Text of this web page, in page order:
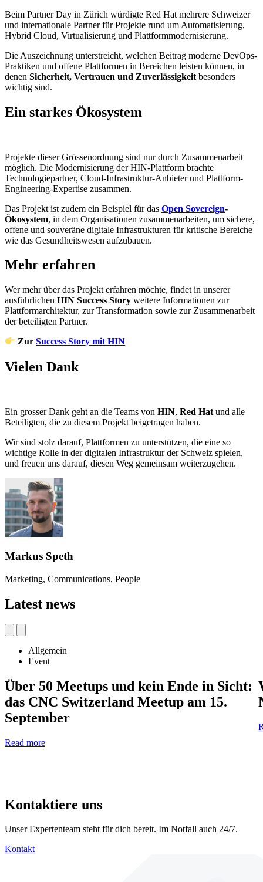
Beim Partner Day in Zürich würdigte Red Hat mehrere Schweizer
und internationale Partner für Projekte rund um Automatisierung,
Hybrid Cloud, Virtualisierung und Plattformmodernisierung.
Die Auszeichnung unterstreicht, welchen Beitrag moderne DevOps-
Praktiken und offene Plattformen in Bereichen leisten können, in
denen Sicherheit, Vertrauen und Zuverlässigkeit besonders
wichtig sind.
Ein starkes Ökosystem
Projekte dieser Grössenordnung sind nur durch Zusammenarbeit
möglich. Die Modernisierung der HIN-Plattform brachte
Technologiepartner, Cloud-Infrastruktur-Anbieter und Plattform-
Engineering-Expertise zusammen.
Das Projekt ist zudem ein Beispiel für das Open Sovereign-
Ökosystem, in dem Organisationen zusammenarbeiten, um sichere,
offene und souveräne digitale Infrastrukturen für kritische Bereiche
wie das Gesundheitswesen aufzubauen.
Mehr erfahren
Wer mehr über das Projekt erfahren möchte, findet in unserer
ausführlichen HIN Success Story weitere Informationen zur
Plattformarchitektur, zur Transformation sowie zur Zusammenarbeit
der beteiligten Partner.
ZurSuccess Story mit HIN
Vielen Dank
Ein grosser Dank geht an die Teams von HIN, Red Hat und alle
Beteiligten, die zu diesem Projekt beigetragen haben.
Wir sind stolz darauf, Plattformen zu unterstützen, die eine so
wichtige Rolle in der digitalen Infrastruktur der Schweiz spielen,
und freuen uns darauf, diesen Weg gemeinsam weiterzugehen.
Markus Speth
Marketing, Communications, People
Latest news
Allgemein
Event
Über 50 Meetups und kein Ende in Sicht:
das CNC Switzerland Meetup am 15.
September
Read more
Kontaktiere uns
Unser Expertenteam steht für dich bereit. Im Notfall auch 24/7.
Kontakt